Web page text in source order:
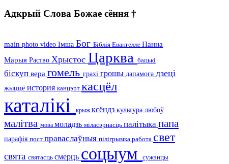
Адкрый Слова Божае сёння †
main photo video Імша Бог Біблія Евангелле Панна
Марыя Раство Хрыстос Царква бацькі
біскуп вера гомель грахі грошы дапамога дзеці
жыццё история канцэрт касцёл
каталікі крыжксёндз культура любоў
малітва мова моладзь міласэрнасць палітыка папа
парафія пост праваслаўныя пілігрымка работа свет
свята святасць смерць соцыум сужэнцы